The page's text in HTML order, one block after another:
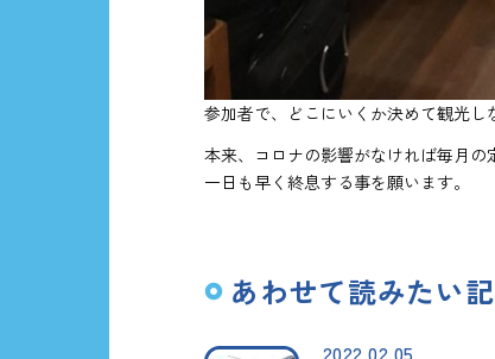
参加者で、どこにいくか決めて観光し
本来、コロナの影響がなければ毎月の
一日も早く終息する事を願います。
あわせて読みたい